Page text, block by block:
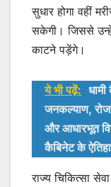
सुधार होगा वहीं
सकेगी। जिससे
काटने पड़ेंगे।
ये भी पढ़ें:
जनकल्याण,
और आधारभूत
कैबिनेट के
राज्य चिकित्सा